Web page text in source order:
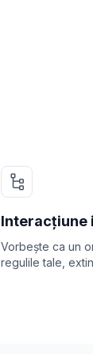
Interacțiune
Vorbește ca un
regulile tale,